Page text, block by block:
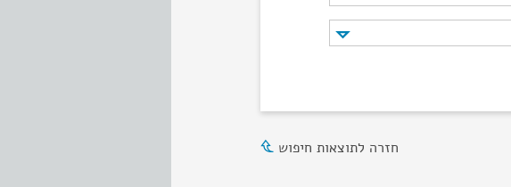
חזרה לתוצאות חיפוש